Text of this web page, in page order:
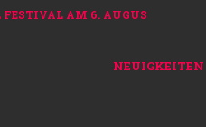
AM 6. AUGUST 2026...
NEUIGKEITEN